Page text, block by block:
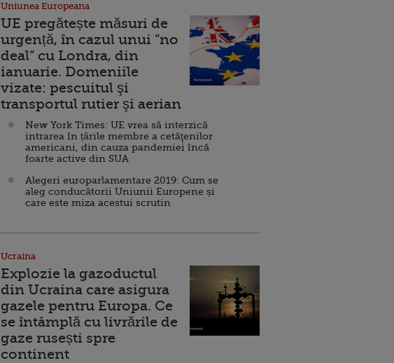
Uniunea Europeana
UE pregătește măsuri de
urgență, în cazul unui ”no
deal” cu Londra, din
ianuarie. Domeniile
vizate: pescuitul şi
transportul rutier şi aerian
New York Times: UE vrea să interzică
intrarea în țările membre a cetăţenilor
americani, din cauza pandemiei încă
foarte active din SUA
Alegeri europarlamentare 2019: Cum se
aleg conducătorii Uniunii Europene și
care este miza acestui scrutin
Ucraina
Explozie la gazoductul
din Ucraina care asigura
gazele pentru Europa. Ce
se întâmplă cu livrările de
gaze rusești spre
continent